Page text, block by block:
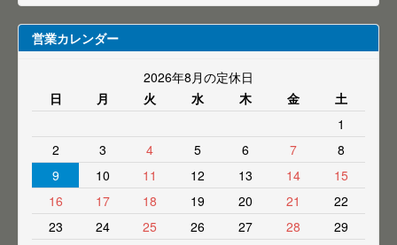
営業カレンダー
2026年8月の定休日
日
月 火 水 木 金
土
1
2
3 4 5 6 7
8
9
10 11 12 13 14
15
16
17 18 19 20 21
22
23
24 25 26 27 28
29